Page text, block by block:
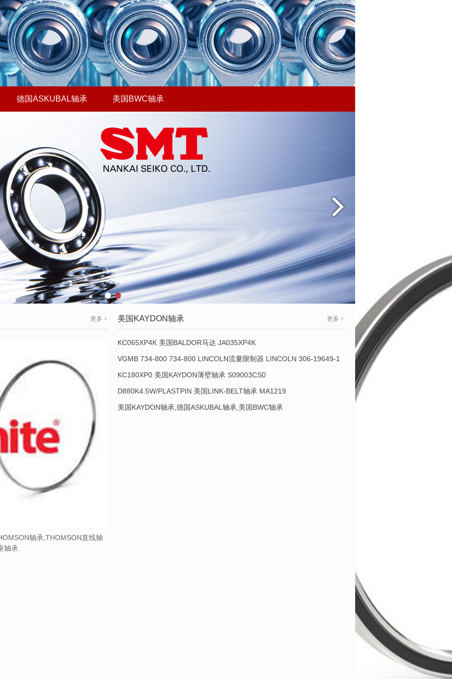
德国ASKUBAL轴承 美国BWC轴承
更多
轴承,THOMSON直线轴
轴承
美国KAYDON轴承 更多
KC065XP4K 美国BALDOR马达 JA035XP4K
VGMB 734-800 734-800 LINCOLN流量限制器 LINCOLN 306-19649-1
KC180XP0 美国KAYDON薄壁轴承 S09003CS0
D880K4.5W/PLASTPIN 美国LINK-BELT轴承 MA1219
美国KAYDON轴承,德国ASKUBAL轴承,美国BWC轴承